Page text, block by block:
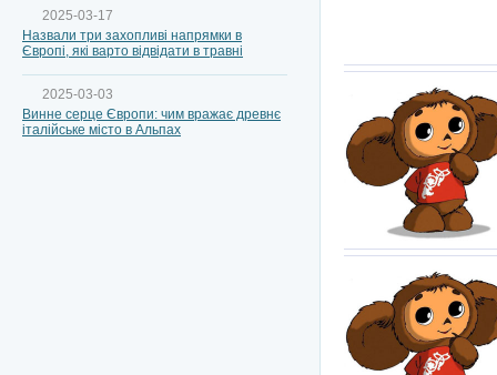
2025-03-17
Назвали три захопливі напрямки в
Європі, які варто відвідати в травні
2025-03-03
Винне серце Європи: чим вражає древнє
італійське місто в Альпах